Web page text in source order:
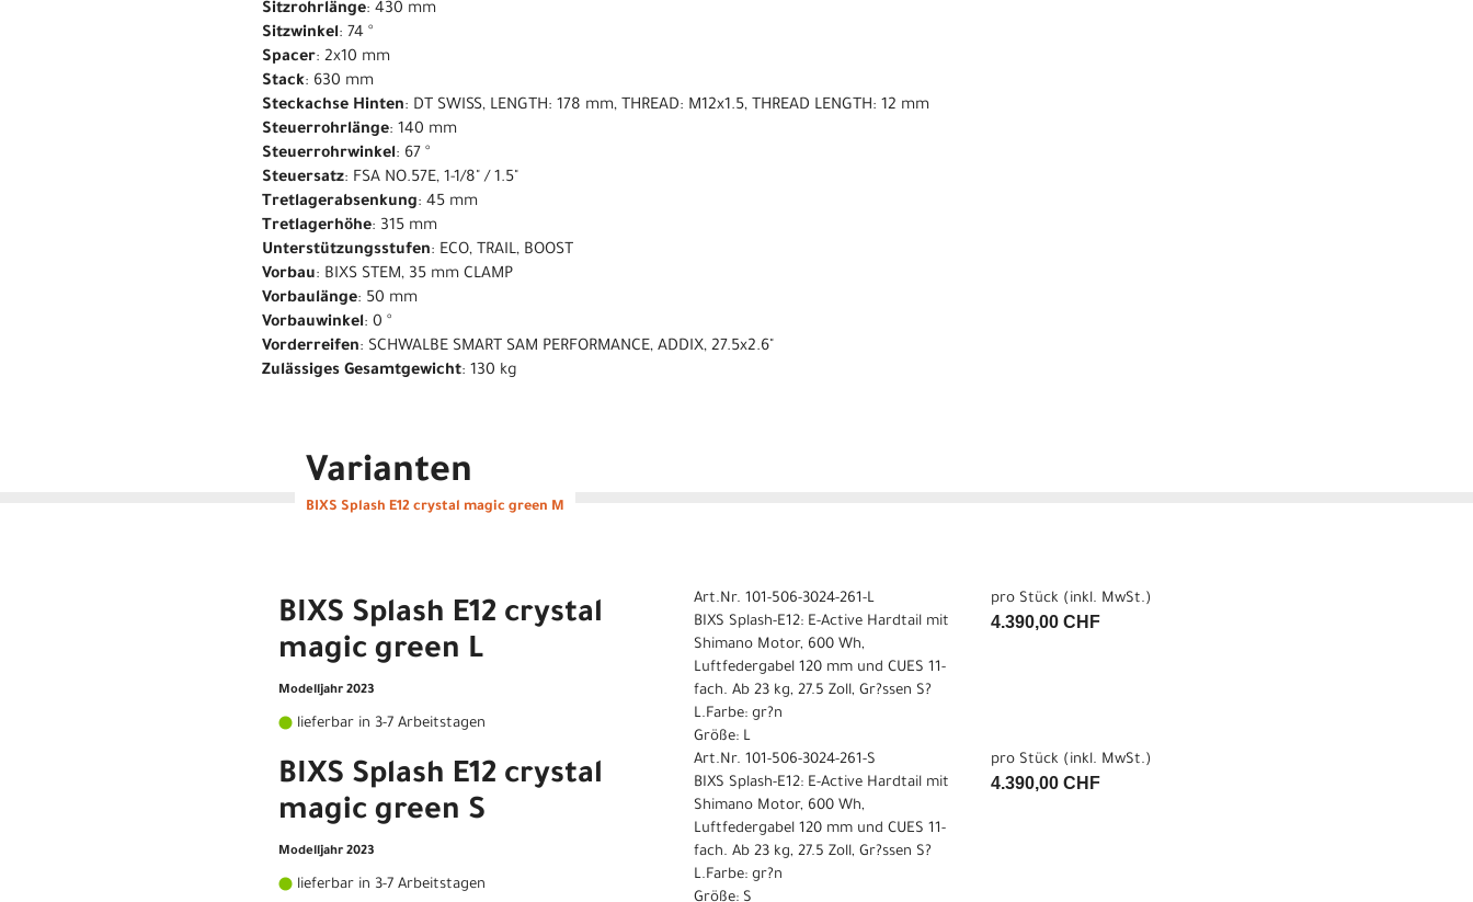
Sitzrohrlänge: 430 mm
Sitzwinkel: 74 °
Spacer: 2x10 mm
Stack: 630 mm
Steckachse Hinten: DT SWISS, LENGTH: 178 mm, THREAD: M12x1.5, THREAD LENGTH: 12 mm
Steuerrohrlänge: 140 mm
Steuerrohrwinkel: 67 °
Steuersatz: FSA NO.57E, 1-1/8" / 1.5"
Tretlagerabsenkung: 45 mm
Tretlagerhöhe: 315 mm
Unterstützungsstufen: ECO, TRAIL, BOOST
Vorbau: BIXS STEM, 35 mm CLAMP
Vorbaulänge: 50 mm
Vorbauwinkel: 0 °
Vorderreifen: SCHWALBE SMART SAM PERFORMANCE, ADDIX, 27.5x2.6"
Zulässiges Gesamtgewicht: 130 kg
Varianten
BIXS Splash E12 crystal magic green M
BIXS Splash E12 crystal
magic green L
Modelljahr 2023
lieferbar in 3-7 Arbeitstagen
Art.Nr. 101-506-3024-261-L
BIXS Splash-E12: E-Active Hardtail mit
Shimano Motor, 600 Wh,
Luftfedergabel 120 mm und CUES 11-
fach. Ab 23 kg, 27.5 Zoll, Gr?ssen S?
L.Farbe: gr?n
Größe: L
pro Stück (inkl. MwSt.)
4.390,00 CHF
BIXS Splash E12 crystal
magic green S
Modelljahr 2023
lieferbar in 3-7 Arbeitstagen
Art.Nr. 101-506-3024-261-S
BIXS Splash-E12: E-Active Hardtail mit
Shimano Motor, 600 Wh,
Luftfedergabel 120 mm und CUES 11-
fach. Ab 23 kg, 27.5 Zoll, Gr?ssen S?
L.Farbe: gr?n
Größe: S
pro Stück (inkl. MwSt.)
4.390,00 CHF